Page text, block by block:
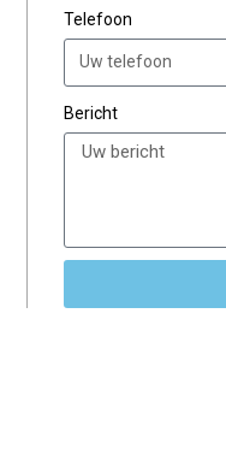
Telefoon
Bericht